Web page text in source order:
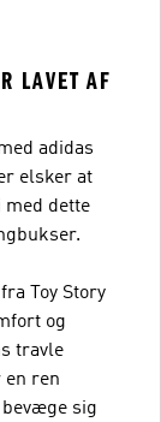
LAVET AF
adidas
elsker at
med dette
Toy Story
og
travle
ren
sig